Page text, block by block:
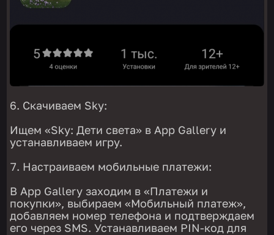
Скачиваем Sky:
Ищем «Sky: Дети света» в App Gallery и
устанавливаем игру.
Настраиваем мобильные платежи:
В App Gallery заходим в «Платежи и
покупки», выбираем «Мобильный платеж»,
добавляем номер телефона и подтверждаем
его через SMS. Устанавливаем PIN-код для